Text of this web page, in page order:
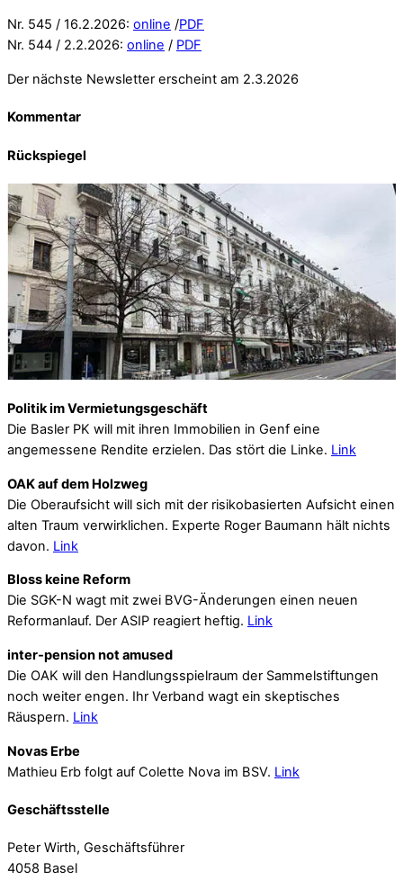
Nr. 545 / 16.2.2026: online /PDF
Nr. 544 / 2.2.2026: online / PDF
Der nächste Newsletter erscheint am 2.3.2026
Kommentar
Rückspiegel
Politik im Vermietungsgeschäft
Die Basler PK will mit ihren Immobilien in Genf eine
angemessene Rendite erzielen. Das stört die Linke. Link
OAK auf dem Holzweg
Die Oberaufsicht will sich mit der risikobasierten Aufsicht einen
alten Traum verwirklichen. Experte Roger Baumann hält nichts
davon. Link
Bloss keine Reform
Die SGK-N wagt mit zwei BVG-Änderungen einen neuen
Reformanlauf. Der ASIP reagiert heftig. Link
inter-pension not amused
Die OAK will den Handlungsspielraum der Sammelstiftungen
noch weiter engen. Ihr Verband wagt ein skeptisches
Räuspern. Link
Novas Erbe
Mathieu Erb folgt auf Colette Nova im BSV. Link
Geschäftsstelle
Peter Wirth, Geschäftsführer
4058 Basel